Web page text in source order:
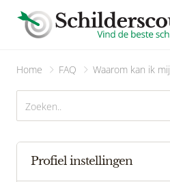
Home FAQ Waarom kan ik
Profiel instellingen